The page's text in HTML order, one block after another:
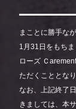
まことに勝手な
1月31日をもち
ローズ Ｃ
ただくこととなり
なお、上記終了
きましては、本